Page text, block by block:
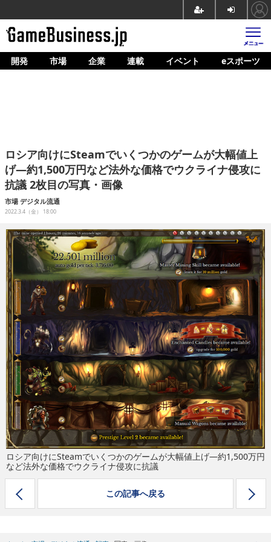
ホーム
企業動向
人材育成
産業政策
連載
イベント/セミナー
eスポーツ
開発 市場 企業 連載 イベント eスポーツ
ロシア向けにSteamでいくつかのゲームが大幅値上
げ―約1,500万円など法外な価格でウクライナ侵攻に
抗議 2枚目の写真・画像
市場 デジタル流通
2022.3.4（金） 18:00
ロシア向けにSteamでいくつかのゲームが大幅値上げ―約1,500万円
など法外な価格でウクライナ侵攻に抗議
この記事へ戻る